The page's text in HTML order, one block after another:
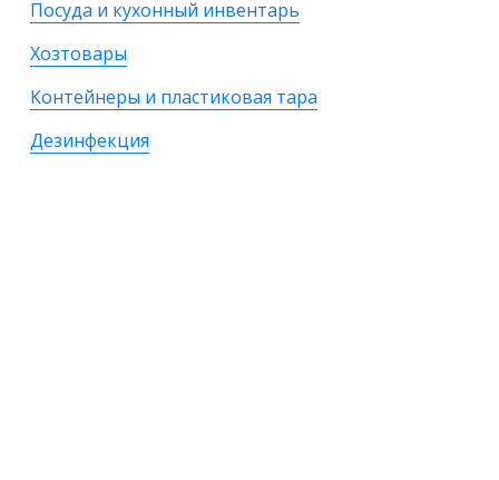
Посуда и кухонный инвентарь
Хозтовары
Контейнеры и пластиковая тара
Дезинфекция